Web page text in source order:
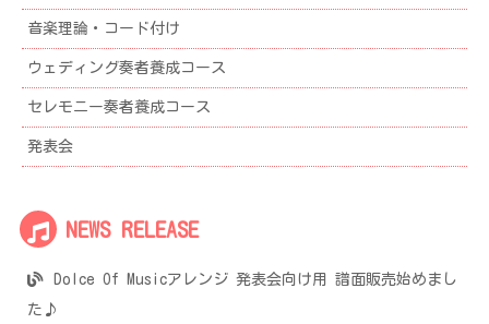
音楽理論・コード付け
ウェディング奏者養成コース
セレモニー奏者養成コース
発表会
NEWS RELEASE
Dolce Of Musicアレンジ 発表会向け用 譜面販売始めまし
た♪